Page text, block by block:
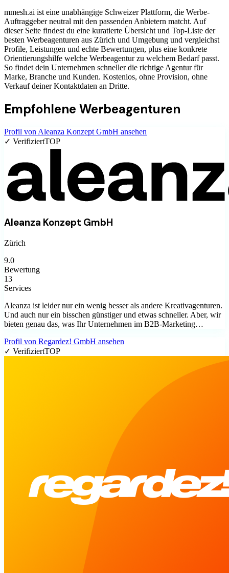
mmesh.ai ist eine unabhängige Schweizer Plattform, die Werbe-
Auftraggeber neutral mit den passenden Anbietern matcht. Auf
dieser Seite findest du eine kuratierte Übersicht und Top-Liste der
besten Werbeagenturen aus Zürich und Umgebung und vergleichst
Profile, Leistungen und echte Bewertungen, plus eine konkrete
Orientierungshilfe welche Werbeagentur zu welchem Bedarf passt.
So findet dein Unternehmen schneller die richtige Agentur für
Marke, Branche und Kunden. Kostenlos, ohne Provision, ohne
Verkauf deiner Kontaktdaten an Dritte.
Empfohlene Werbeagenturen
Profil von Aleanza Konzept GmbH ansehen
✓ VerifiziertTOP
Aleanza Konzept GmbH
Zürich
9.0
Bewertung
13
Services
Aleanza ist leider nur ein wenig besser als andere Kreativagenturen.
Und auch nur ein bisschen günstiger und etwas schneller. Aber, wir
bieten genau das, was Ihr Unternehmen im B2B-Marketing…
Profil von Regardez! GmbH ansehen
✓ VerifiziertTOP